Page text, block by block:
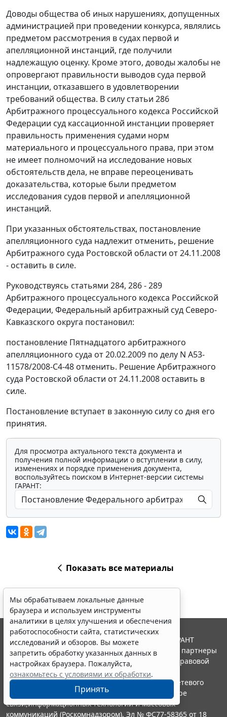
Доводы общества об иных нарушениях, допущенных
администрацией при проведении конкурса, являлись
предметом рассмотрения в судах первой и
апелляционной инстанций, где получили
надлежащую оценку. Кроме этого, доводы жалобы не
опровергают правильности выводов суда первой
инстанции, отказавшего в удовлетворении
требований общества. В силу статьи 286
Арбитражного процессуального кодекса Российской
Федерации суд кассационной инстанции проверяет
правильность применения судами норм
материального и процессуального права, при этом
не имеет полномочий на исследование новых
обстоятельств дела, не вправе переоценивать
доказательства, которые были предметом
исследования судов первой и апелляционной
инстанций.
При указанных обстоятельствах, постановление
апелляционного суда надлежит отменить, решение
Арбитражного суда Ростовской области от 24.11.2008
- оставить в силе.
Руководствуясь статьями 284, 286 - 289
Арбитражного процессуального кодекса Российской
Федерации, Федеральный арбитражный суд Северо-
Кавказского округа постановил:
постановление Пятнадцатого арбитражного
апелляционного суда от 20.02.2009 по делу N А53-
11578/2008-С4-48 отменить. Решение Арбитражного
суда Ростовской области от 24.11.2008 оставить в
силе.
Постановление вступает в законную силу со дня его
принятия.
Для просмотра актуального текста документа и
получения полной информации о вступлении в силу,
изменениях и порядке применения документа,
воспользуйтесь поиском в Интернет-версии системы
ГАРАНТ:
Показать все материалы
Мы обрабатываем локальные данные
браузера и используем инструменты
аналитики в целях улучшения и обеспечения
работоспособности сайта, статистических
исследований и обзоров. Вы можете
запретить обработку указанных данных в
настройках браузера. Пожалуйста,
ознакомьтесь с условиями их обработки.
Принять
© ООО "НПП "ГАРАНТ-СЕРВИС", 2026. Система ГАРАНТ
выпускается с 1990 года. Компания "Гарант" и ее партнеры
являются участниками Российской ассоциации правовой
информации ГАРАНТ.
Портал ГАРАНТ.РУ зарегистрирован в качестве сетевого
издания Федеральной службой по надзору в сфере
связи,информационных технологий и массовых
коммуникаций (Роскомнадзором), Эл № ФС77-58365 от 18